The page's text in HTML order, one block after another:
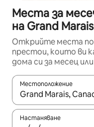
Места за
на Grand Marais
Открийте места
престои, които ви
дома си за месец
Местоположение
Когато
Настаняване